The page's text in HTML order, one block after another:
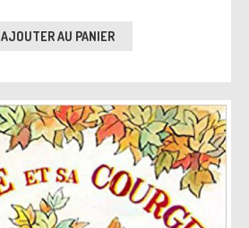
AJOUTER AU PANIER